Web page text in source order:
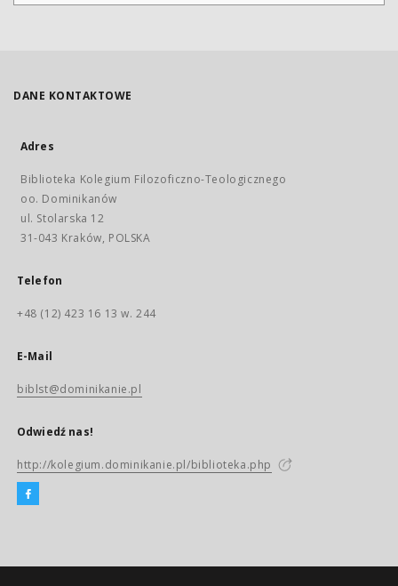
DANE KONTAKTOWE
Adres
Biblioteka Kolegium Filozoficzno-Teologicznego
oo. Dominikanów
ul. Stolarska 12
31-043 Kraków, POLSKA
Telefon
+48 (12) 423 16 13 w. 244
E-Mail
biblst@dominikanie.pl
Odwiedź nas!
http://kolegium.dominikanie.pl/biblioteka.php